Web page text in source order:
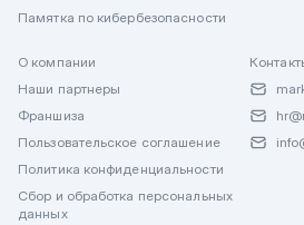
Памятка по кибербезопасности
О компании
Наши партнеры
Франшиза
Пользовательское соглашение
Политика конфиденциальности
Сбор и обработка персональных
данных